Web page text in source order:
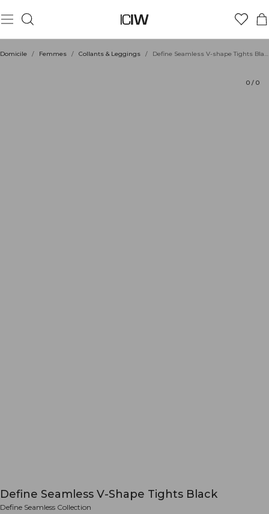
Domicile / Femmes / Collants & Leggings / Define Seamless V-shape Tights Black
0 / 0
Define Seamless V-Shape Tights Black
Define Seamless Collection